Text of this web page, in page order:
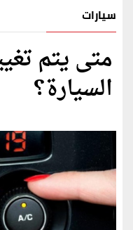
سيارات
متى يتم
السيارة؟